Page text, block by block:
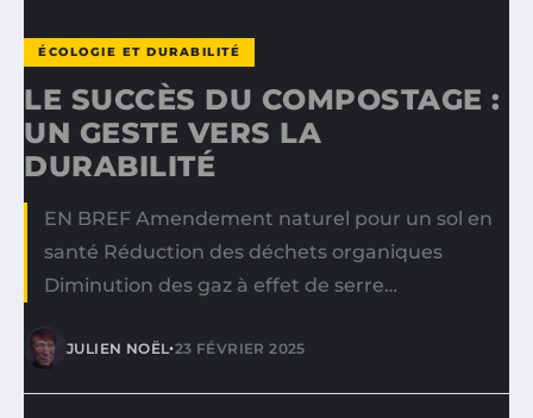
ÉCOLOGIE ET DURABILITÉ
LE SUCCÈS DU COMPOSTAGE :
UN GESTE VERS LA
DURABILITÉ
EN BREF Amendement naturel pour un sol en
santé Réduction des déchets organiques
Diminution des gaz à effet de serre…
JULIEN NOËL•23 FÉVRIER 2025